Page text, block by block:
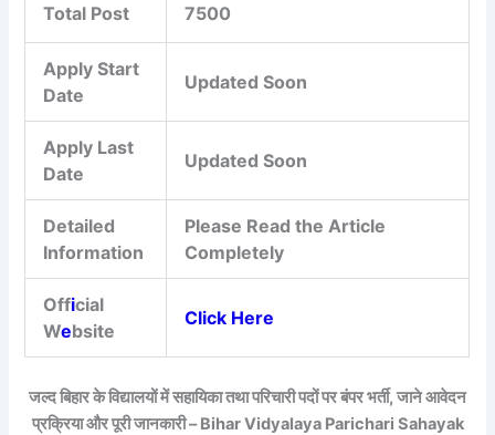
Total Post 7500
Apply Start
Date
Updated Soon
Apply Last
Date
Updated Soon
Detailed
Information
Please Read the Article
Completely
Official
Website
Click Here
जल्द बिहार के विद्यालयों में सहायिका तथा परिचारी पदों पर बंपर भर्ती, जाने आवेदन
प्रक्रिया और पूरी जानकारी – Bihar Vidyalaya Parichari Sahayak